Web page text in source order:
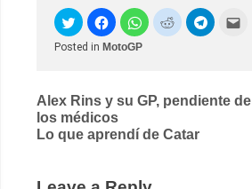
Posted in MotoGP
Post
navigation
Alex Rins y su GP, pendiente de
los médicos
Lo que aprendí de Catar